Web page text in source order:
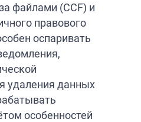
файлами (CCF) и
правового
оспаривать
удаления данных
особенностей